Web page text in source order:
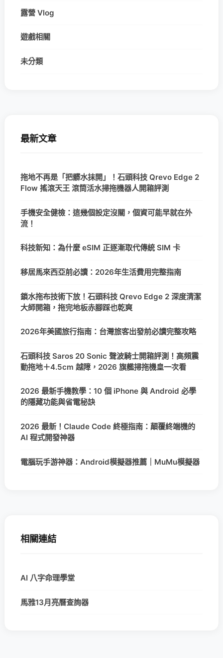
露營 Vlog
遊戲相關
未分類
最新文章
拖地不再是「把髒水抹開」！石頭科技 Qrevo Edge 2
Flow 搖滾天王 滾筒活水掃拖機器人開箱評測
手機安全健檢：這幾個設定沒關，個資可能早就在外
流！
科技新知：為什麼 eSIM 正逐漸取代傳統 SIM 卡
移居馬來西亞前必讀：2026年生活費用完整指南
鎖水拖布技術下放！石頭科技 Qrevo Edge 2 深度清潔
大師開箱，拖完地板赤腳踩也乾爽
2026年美國旅行指南：台灣旅客出發前必讀完整攻略
石頭科技 Saros 20 Sonic 聲波騎士開箱評測！高頻震
動拖地＋4.5cm 越障，2026 旗艦掃拖機皇一次看
2026 最新手機教學：10 個 iPhone 與 Android 必學
的隱藏功能與省電秘訣
2026 最新！Claude Code 終極指南：顛覆終端機的
AI 程式開發神器
電腦玩手游神器：Android模擬器推薦｜MuMu模擬器
相關連結
AI 八字命理學堂
馬雅13月亮曆查詢器